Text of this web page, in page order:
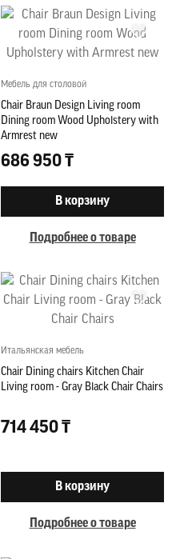
Мебель для столовой
Chair Braun Design Living room
Dining room Wood Upholstery with
Armrest new
686 950 ₸
В корзину
Подробнее о товаре
Итальянская мебель
Chair Dining chairs Kitchen Chair
Living room - Gray Black Chair Chairs
714 450 ₸
В корзину
Подробнее о товаре